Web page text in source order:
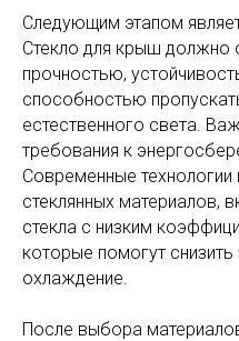
Следующим этапом
Стекло для крыш должно
прочностью,
способностью
естественного света.
требования к
Современные
стеклянных материалов,
стекла с низким
которые помогут
охлаждение.
После выбора